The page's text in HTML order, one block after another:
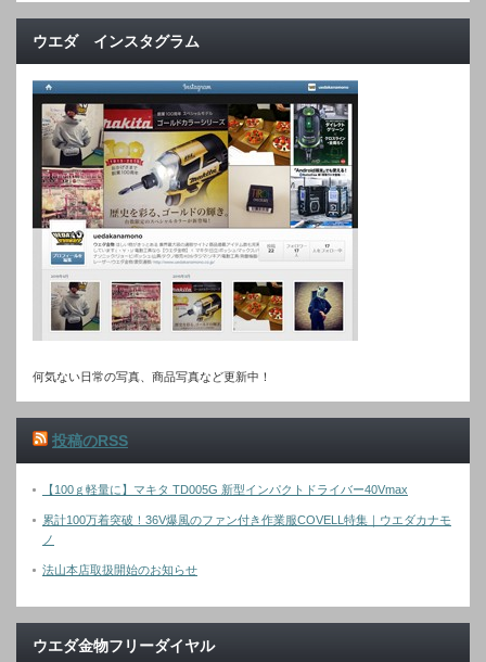
ウエダ インスタグラム
何気ない日常の写真、商品写真など更新中！
投稿のRSS
【100ｇ軽量に】マキタ TD005G 新型インパクトドライバー40Vmax
累計100万着突破！36V爆風のファン付き作業服COVELL特集｜ウエダカナモ
ノ
法山本店取扱開始のお知らせ
ウエダ金物フリーダイヤル